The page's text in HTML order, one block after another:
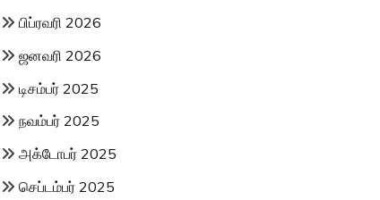
பிப்ரவரி 2026
ஜனவரி 2026
டிசம்பர் 2025
நவம்பர் 2025
அக்டோபர் 2025
செப்டம்பர் 2025